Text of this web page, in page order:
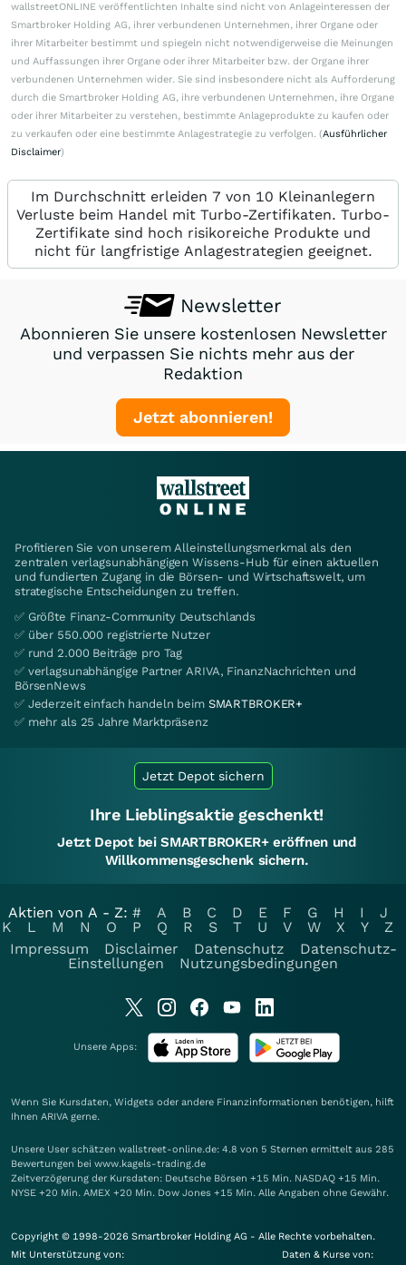
wallstreetONLINE veröffentlichten Inhalte sind nicht von Anlageinteressen der
Smartbroker Holding AG, ihrer verbundenen Unternehmen, ihrer Organe oder
ihrer Mitarbeiter bestimmt und spiegeln nicht notwendigerweise die Meinungen
und Auffassungen ihrer Organe oder ihrer Mitarbeiter bzw. der Organe ihrer
verbundenen Unternehmen wider. Sie sind insbesondere nicht als Aufforderung
durch die Smartbroker Holding AG, ihre verbundenen Unternehmen, ihre Organe
oder ihrer Mitarbeiter zu verstehen, bestimmte Anlageprodukte zu kaufen oder
zu verkaufen oder eine bestimmte Anlagestrategie zu verfolgen. (Ausführlicher
Disclaimer)
Im Durchschnitt erleiden 7 von 10 Kleinanlegern
Verluste beim Handel mit Turbo-Zertifikaten. Turbo-
Zertifikate sind hoch risikoreiche Produkte und
nicht für langfristige Anlagestrategien geeignet.
Newsletter
Abonnieren Sie unsere kostenlosen Newsletter
und verpassen Sie nichts mehr aus der
Redaktion
Jetzt abonnieren!
Profitieren Sie von unserem Alleinstellungsmerkmal als den
zentralen verlagsunabhängigen Wissens-Hub für einen aktuellen
und fundierten Zugang in die Börsen- und Wirtschaftswelt, um
strategische Entscheidungen zu treffen.
✅ Größte Finanz-Community Deutschlands
✅ über 550.000 registrierte Nutzer
✅ rund 2.000 Beiträge pro Tag
✅ verlagsunabhängige Partner ARIVA, FinanzNachrichten und
BörsenNews
✅ Jederzeit einfach handeln beim SMARTBROKER+
✅ mehr als 25 Jahre Marktpräsenz
Jetzt Depot sichern
Ihre Lieblingsaktie geschenkt!
Jetzt Depot bei SMARTBROKER+ eröffnen und
Willkommensgeschenk sichern.
Aktien von A - Z: # A B C D E F G H I
J
K
L M N O P Q R S T U V W X Y
Z
Impressum
Disclaimer Datenschutz
Datenschutz-
Einstellungen
Nutzungsbedingungen
Unsere Apps:
Wenn Sie Kursdaten, Widgets oder andere Finanzinformationen benötigen, hilft
Ihnen ARIVA gerne.
Unsere User schätzen wallstreet-online.de: 4.8 von 5 Sternen ermittelt aus 285
Bewertungen bei www.kagels-trading.de
Zeitverzögerung der Kursdaten: Deutsche Börsen +15 Min. NASDAQ +15 Min.
NYSE +20 Min. AMEX +20 Min. Dow Jones +15 Min. Alle Angaben ohne Gewähr.
Copyright © 1998-2026 Smartbroker Holding AG - Alle Rechte vorbehalten.
Mit Unterstützung von:
Daten & Kurse von: